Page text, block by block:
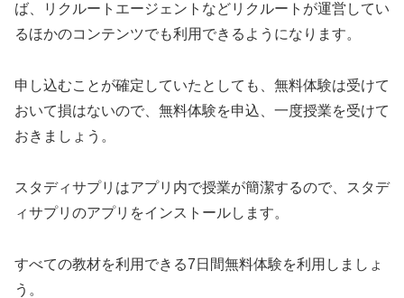
ば、リクルートエージェントなどリクルートが運営してい
るほかのコンテンツでも利用できるようになります。
申し込むことが確定していたとしても、無料体験は受けて
おいて損はないので、無料体験を申込、一度授業を受けて
おきましょう。
スタディサプリはアプリ内で授業が簡潔するので、スタデ
ィサプリのアプリをインストールします。
すべての教材を利用できる7日間無料体験を利用しましょ
う。